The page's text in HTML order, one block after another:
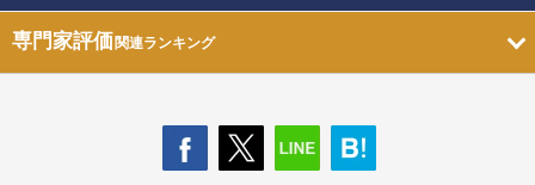
専門家評価関連ランキング